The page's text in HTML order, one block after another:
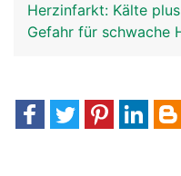
Herzinfarkt: Kälte
Gefahr für schwache